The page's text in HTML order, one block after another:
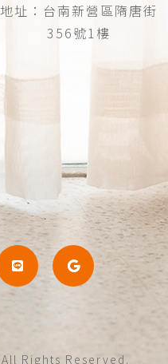
地址：台南新營區隋唐街
356號1樓
Rights Reserved.